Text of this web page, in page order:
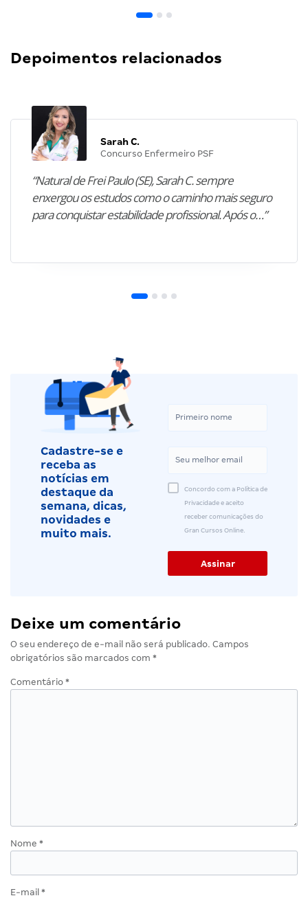
Depoimentos relacionados
Sarah C.
Concurso Enfermeiro PSF
“Natural de Frei Paulo (SE), Sarah C. sempre
enxergou os estudos como o caminho mais seguro
para conquistar estabilidade profissional. Após o…”
Cadastre-se e
receba as
notícias em
destaque da
semana, dicas,
novidades e
muito mais.
Concordo com a Política de
Privacidade e aceito
receber comunicações do
Gran Cursos Online.
Deixe um comentário
O seu endereço de e-mail não será publicado. Campos
obrigatórios são marcados com *
Comentário *
Nome *
E-mail *